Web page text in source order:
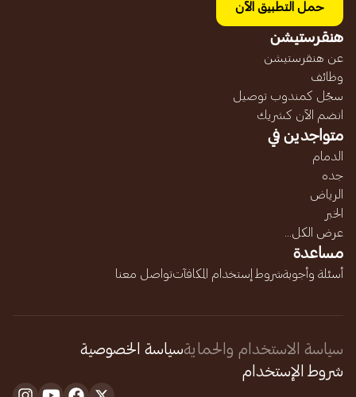
حمل التطبيق الآن
هنقرستيشن
عن هنقرستيشن
وظائف
سجّل كمندوب توصيل
انضم الآن كشريك
متواجدين في
الدمام
جده
الرياض
الخبر
عرض الكل...
مساعدة
أسئلة وأجوبةشروط إستخدام المكافآتتواصل معنا
سياسة الاستخدام والحمايةسياسة الخصوصية
شروط الإستخدام